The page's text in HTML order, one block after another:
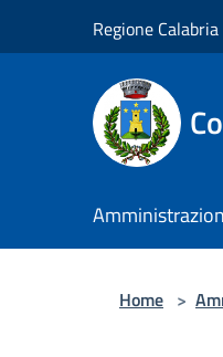
Regione Calabria
Home >